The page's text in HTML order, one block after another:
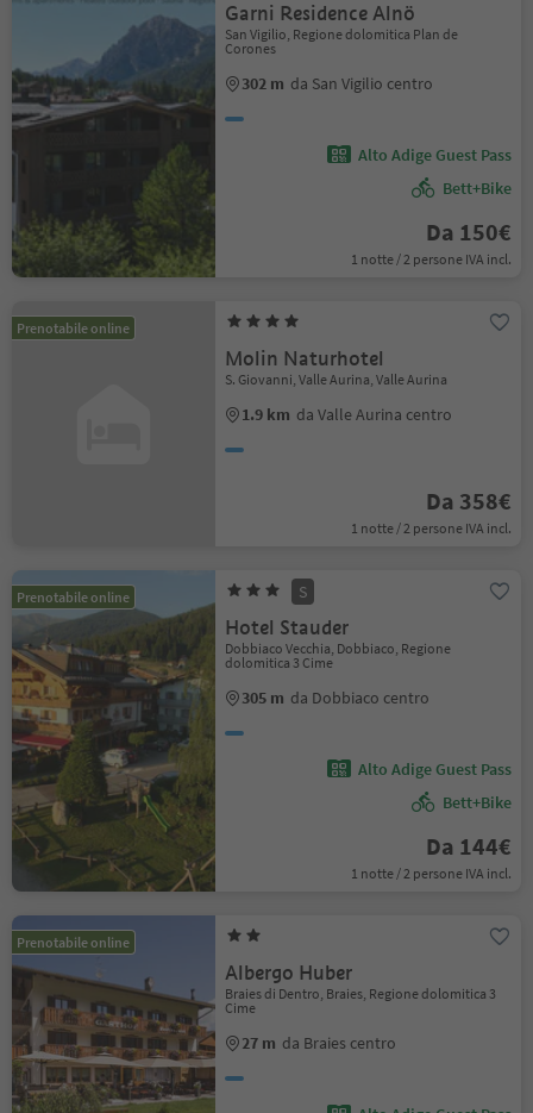
Garni Residence Alnö
San Vigilio, Regione dolomitica Plan de
Corones
302 m da San Vigilio centro
Alto Adige Guest Pass
Bett+Bike
Da 150€
1 notte / 2 persone IVA incl.
Prenotabile online
Molin Naturhotel
S. Giovanni, Valle Aurina, Valle Aurina
1.9 km da Valle Aurina centro
Da 358€
1 notte / 2 persone IVA incl.
Prenotabile online S
Hotel Stauder
Dobbiaco Vecchia, Dobbiaco, Regione
dolomitica 3 Cime
305 m da Dobbiaco centro
Alto Adige Guest Pass
Bett+Bike
Da 144€
1 notte / 2 persone IVA incl.
Prenotabile online
Albergo Huber
Braies di Dentro, Braies, Regione dolomitica 3
Cime
27 m da Braies centro